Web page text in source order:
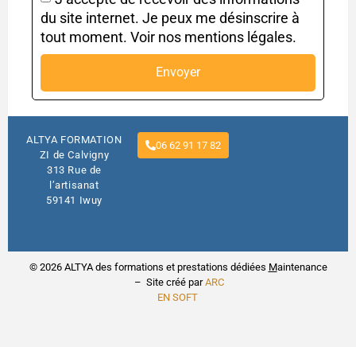
du site internet. Je peux me désinscrire à
tout moment. Voir nos mentions légales.
Envoyer
ALTYA FORMATION
ZI de Calvigny
313 Rue de
l’artisanat
59141 Iwuy
06 62 91 17 82
© 2026 ALTYA des formations et prestations dédiées Maintenance
– Site créé parARC
EN SOFT